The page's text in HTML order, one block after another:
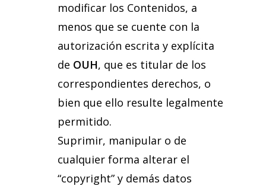
modificar los Contenidos, a
menos que se cuente con la
autorización escrita y explícita
de OUH, que es titular de los
correspondientes derechos, o
bien que ello resulte legalmente
permitido.
Suprimir, manipular o de
cualquier forma alterar el
“copyright” y demás datos